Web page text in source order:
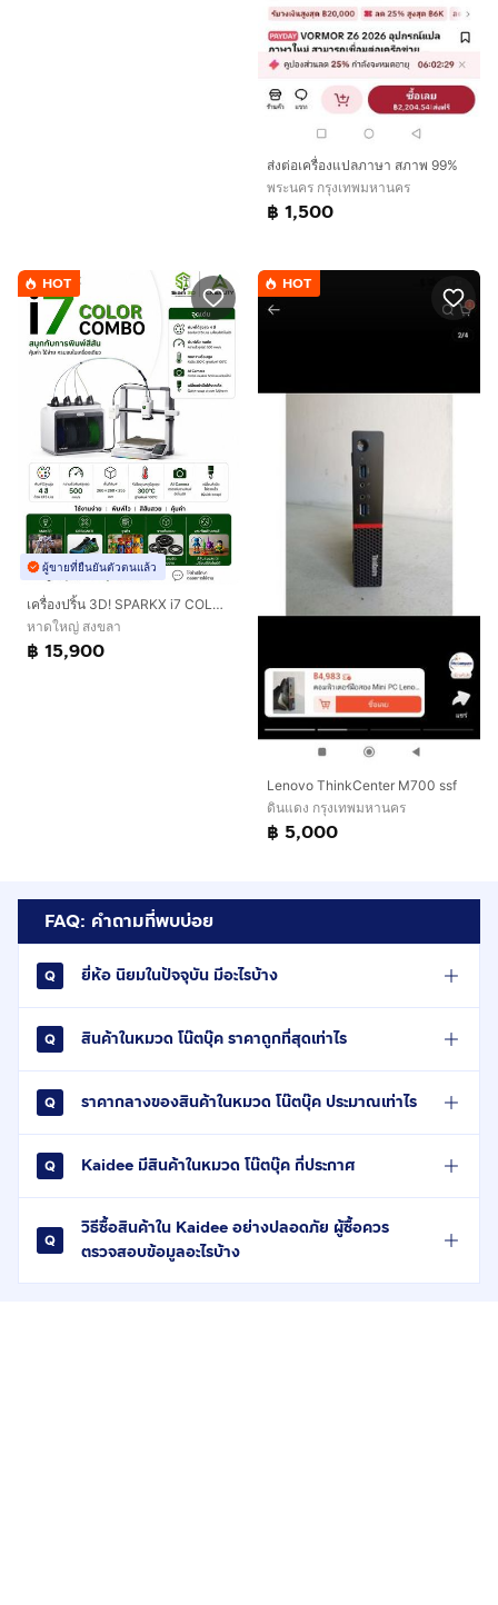
ส่งต่อเครื่องแปลภาษา สภาพ 99%
พระนคร กรุงเทพมหานคร
฿ 1,500
HOT
ผู้ขายที่ยืนยันตัวตนแล้ว
เครื่องปริ้น 3D! SPARKX i7 COLOR COMBO พิมพ์ได้สูงสุด 4 สี จบในเครื่องเดียว
หาดใหญ่ สงขลา
฿ 15,900
HOT
Lenovo ThinkCenter M700 ssf
ดินแดง กรุงเทพมหานคร
฿ 5,000
FAQ: คำถามที่พบบ่อย
ยี่ห้อ นิยมในปัจจุบัน มีอะไรบ้าง
สินค้าในหมวด โน๊ตบุ๊ค ราคาถูกที่สุดเท่าไร
ราคากลางของสินค้าในหมวด โน๊ตบุ๊ค ประมาณเท่าไร
Kaidee มีสินค้าในหมวด โน๊ตบุ๊ค กี่ประกาศ
วิธีซื้อสินค้าใน Kaidee อย่างปลอดภัย ผู้ซื้อควร
ตรวจสอบข้อมูลอะไรบ้าง